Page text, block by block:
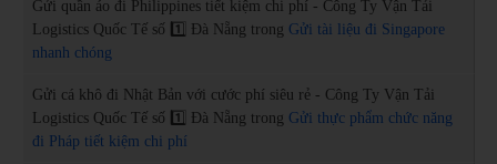
Gửi quần áo đi Philippines tiết kiệm chi phí - Công Ty Vận Tải
Logistics Quốc Tế số 1️⃣ Đà Nẵng trong Gửi tài liệu đi Singapore
nhanh chóng
Gửi cá khô đi Nhật Bản với cước phí siêu rẻ - Công Ty Vận Tải
Logistics Quốc Tế số 1️⃣ Đà Nẵng trong Gửi thực phẩm chức năng
đi Pháp tiết kiệm chi phí